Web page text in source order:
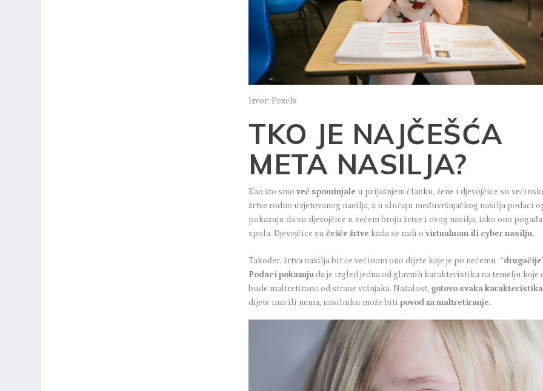
Izvor: Pexels
TKO JE NAJČEŠĆA
META NASILJA?
Kao što smoveć spominjale u prijašnjem članku, žene i djevojčice su
žrtve rodno uvjetovanog nasilja, a u slučaju međuvršnjačkog nasilja podaci
pokazuju da su djevojčice u većem broju žrtve i ovog nasilja, iako ono
spola. Djevojčice sučešće žrtve kada se radi ovirtualnom ili cyber nasilju.
Također, žrtva nasilja bit će većinom ono dijete koje je po nečemu “drugačije
Podaci pokazuju da je izgled jedna od glavnih karakteristika na temelju koje
bude maltretirano od strane vršnjaka. Nažalost, gotovo svaka karakteristika
dijete ima ili nema, nasilniku može bitipovod za maltretiranje.